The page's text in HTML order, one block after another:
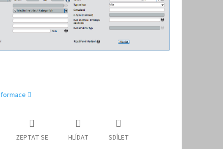
ZEPTAT SE HLÍDAT SDÍLET